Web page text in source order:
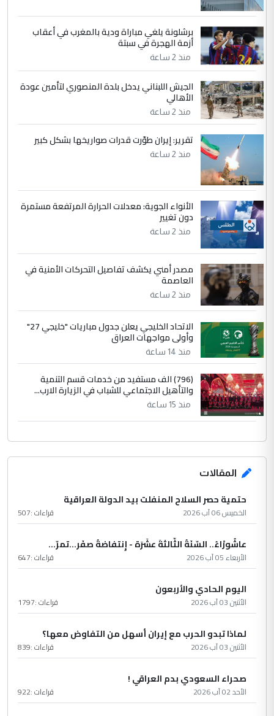
4 سردار
التعليق : واحد من عصابة علي ماما يسقط
جنسية الرافد الثالث للعراق ومن اصول عريقة
ابا فرات ...
الموضوع :
الجواهري يرد على صدام حسين سل
مضجعيك يابن الزنا (نص كامل)
التعليق : تحياتي لك استاذ حامدتركان. كلام
دقيق ومسؤول؛ فالاستثمار الحقيقي للإنسان
وثروات البلد يعتمد على الكفاءة ...
الموضوع :
بين الإهمال واغتصاب الأرض.. بلاد
الرافدين تعاني الجفاف والتصحر!!
برشلونة يلغي مباراة ودية بالمغرب في أعقاب
أزمة الهجرة في سبتة
منذ 2 ساعة
الجيش اللبناني يدخل بلدة المنصوري لتأمين عودة
الأهالي
منذ 2 ساعة
تقرير: إيران طوّرت قدرات صواريخها بشكل كبير
منذ 2 ساعة
الأنواء الجوية: معدلات الحرارة المرتفعة مستمرة
دون تغيير
منذ 2 ساعة
مصدر أمني يكشف تفاصيل التحركات الأمنية في
العاصمة
منذ 2 ساعة
الاتحاد الخليجي يعلن جدول مباريات "خليجي 27"
وأولى مواجهات العراق
منذ 14 ساعة
(796) الف مستفيد من خدمات قسم التنمية
والتأهيل الاجتماعي للشباب في الزيارة الارب...
منذ 15 ساعة
المقالات
حتمية حصر السلاح المنفلت بيد الدولة العراقية
الخميس 06 آب 2026 قراءات :507
عاشُورْاءُ.. السّنَةُ الثّالثةَ عشَرَة - إِنتفاضةُ صفَر…تمرّ...
الأربعاء 05 آب 2026 قراءات :647
اليوم الحادي والأربعون
الأثنين 03 آب 2026 قراءات :1797
لماذا تبدو الحرب مع إيران أسهل من التفاوض معها؟
الأثنين 03 آب 2026 قراءات :839
صحراء السعودي بدم العراقي !
الأحد 02 آب 2026 قراءات :922